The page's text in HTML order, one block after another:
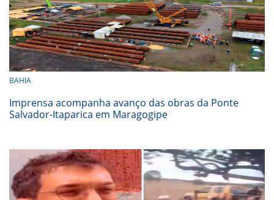
BAHIA
Imprensa acompanha avanço das obras da Ponte
Salvador-Itaparica em Maragogipe